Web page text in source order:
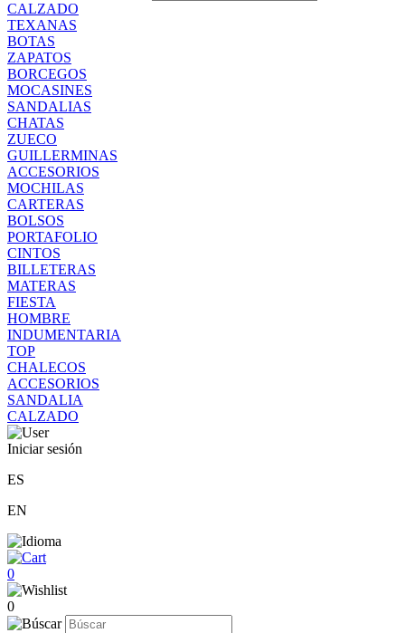
CALZADO
TEXANAS
BOTAS
ZAPATOS
BORCEGOS
MOCASINES
SANDALIAS
CHATAS
ZUECO
GUILLERMINAS
ACCESORIOS
MOCHILAS
CARTERAS
BOLSOS
PORTAFOLIO
CINTOS
BILLETERAS
MATERAS
FIESTA
HOMBRE
INDUMENTARIA
TOP
CHALECOS
ACCESORIOS
SANDALIA
CALZADO
Iniciar sesión
ES
EN
0
0